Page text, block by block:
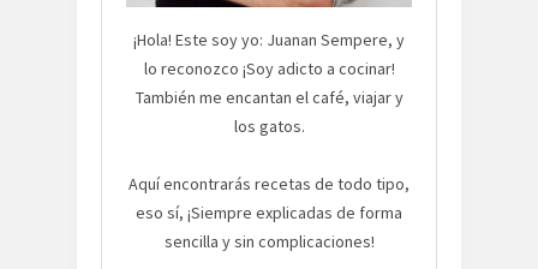
¡Hola! Este soy yo: Juanan Sempere, y
lo reconozco ¡Soy adicto a cocinar!
También me encantan el café, viajar y
los gatos.
Aquí encontrarás recetas de todo tipo,
eso sí, ¡Siempre explicadas de forma
sencilla y sin complicaciones!